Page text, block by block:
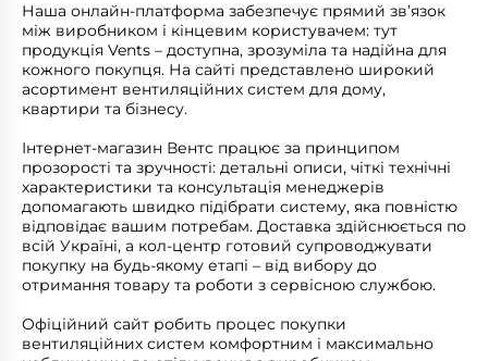
Наша онлайн-платформа забезпечує прямий зв’язок
між виробником і кінцевим користувачем: тут
продукція Vents – доступна, зрозуміла та надійна для
кожного покупця. На сайті представлено широкий
асортимент вентиляційних систем для дому,
квартири та бізнесу.
Інтернет-магазин Вентс працює за принципом
прозорості та зручності: детальні описи, чіткі технічні
характеристики та консультація менеджерів
допомагають швидко підібрати систему, яка повністю
відповідає вашим потребам. Доставка здійснюється по
всій Україні, а кол-центр готовий супроводжувати
покупку на будь-якому етапі – від вибору до
отримання товару та роботи з сервісною службою.
Офіційний сайт робить процес покупки
вентиляційних систем комфортним і максимально